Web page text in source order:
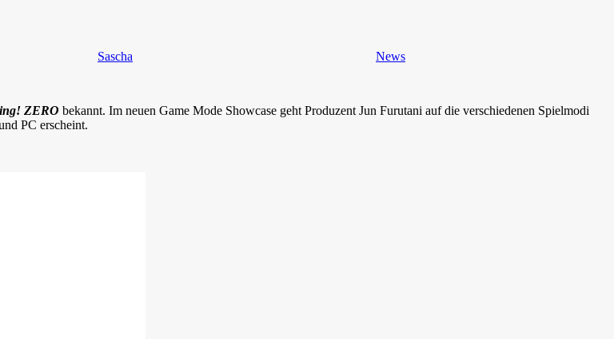
Sascha News
ZERO bekannt. Im neuen Game Mode Showcase geht Produzent Jun Furutani auf die verschiedenen Spielmodi
PC erscheint.